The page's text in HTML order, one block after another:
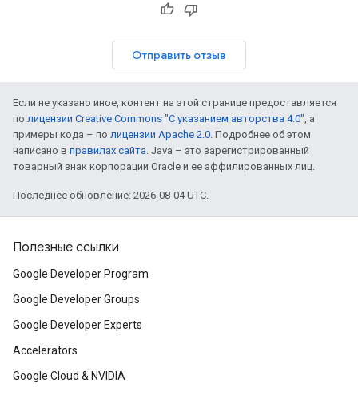
Отправить отзыв
Если не указано иное, контент на этой странице предоставляется
по лицензии Creative Commons "С указанием авторства 4.0", а
примеры кода – по лицензии Apache 2.0. Подробнее об этом
написано в правилах сайта. Java – это зарегистрированный
товарный знак корпорации Oracle и ее аффилированных лиц.
Последнее обновление: 2026-08-04 UTC.
Полезные ссылки
Google Developer Program
Google Developer Groups
Google Developer Experts
Accelerators
Google Cloud & NVIDIA